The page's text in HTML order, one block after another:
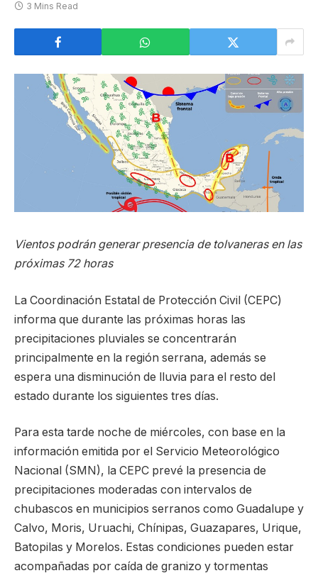
3 Mins Read
Vientos podrán generar presencia de tolvaneras en las
próximas 72 horas
La Coordinación Estatal de Protección Civil (CEPC)
informa que durante las próximas horas las
precipitaciones pluviales se concentrarán
principalmente en la región serrana, además se
espera una disminución de lluvia para el resto del
estado durante los siguientes tres días.
Para esta tarde noche de miércoles, con base en la
información emitida por el Servicio Meteorológico
Nacional (SMN), la CEPC prevé la presencia de
precipitaciones moderadas con intervalos de
chubascos en municipios serranos como Guadalupe y
Calvo, Moris, Uruachi, Chínipas, Guazapares, Urique,
Batopilas y Morelos. Estas condiciones pueden estar
acompañadas por caída de granizo y tormentas